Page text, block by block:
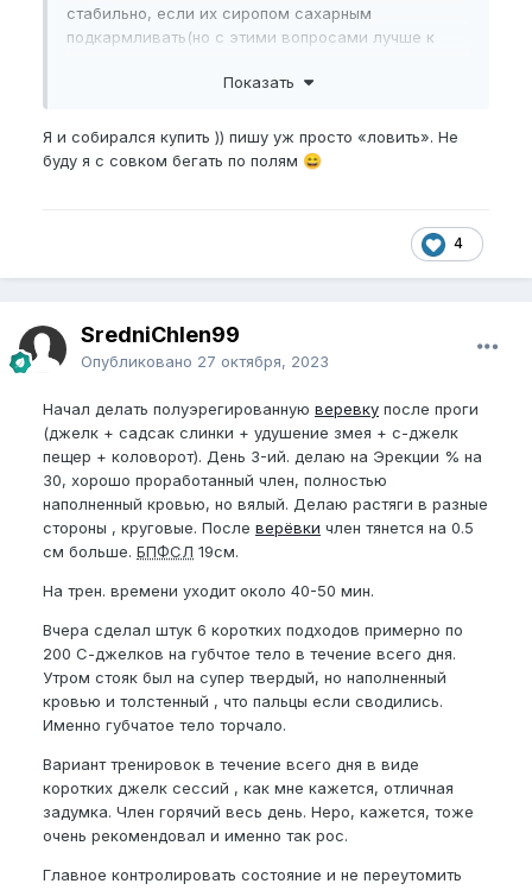
стабильно, если их сиропом сахарным
подкармливать(но с этими вопросами лучше к
Пожалуйста,зарегистрируйтесьили
войдите, чтобы увидеть скрытое
Показать
Я и собирался купить )) пишу уж просто «ловить». Не
буду я с совком бегать по полям 😄
4
SredniChlen99
Опубликовано 27 октября, 2023
Начал делать полуэрегированную веревку после проги
(джелк + садсак слинки + удушение змея + с-джелк
пещер + коловорот). День 3-ий. делаю на Эрекции % на
30, хорошо проработанный член, полностью
наполненный кровью, но вялый. Делаю растяги в разные
стороны , круговые. После верёвки член тянется на 0.5
см больше. БПФСЛ 19см.
На трен. времени уходит около 40-50 мин.
Вчера сделал штук 6 коротких подходов примерно по
200 С-джелков на губчтое тело в течение всего дня.
Утром стояк был на супер твердый, но наполненный
кровью и толстенный , что пальцы если сводились.
Именно губчатое тело торчало.
Вариант тренировок в течение всего дня в виде
коротких джелк сессий , как мне кажется, отличная
задумка. Член горячий весь день. Неро, кажется, тоже
очень рекомендовал и именно так рос.
Главное контролировать состояние и не переутомить